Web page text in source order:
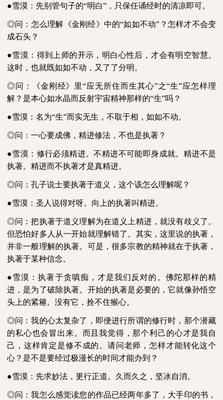
●雪漠：先别管句子的“明白”，只保任诵经时的清凉即可。
◎问：怎么理解《金刚经》中的“如如不动”？怎样才不会变
成石头？
●雪漠：得到上师的开示，明白心性后，才会有明空智慧。
这时，也就既如如不动，又了了分明。
◎问：《金刚经》里“应无所住而生其心”之“生”应怎样理
解？是本心如水晶而反射宇宙精神那样的“生”吗？
●雪漠：名为“生”而实无生，不取于相，如如不动。
◎问：一心要成佛，精进修法，不也是执著？
●雪漠：修行必须精进。不精进不可能即身成就。精进不是
执著。精进而不执著才是真精进。
◎问：孔子说士要执著于道义，这个该怎么理解呢？
●雪漠：圣人说得对呀。向上的执著叫精进。
◎问：把执著于道义理解为在道义上精进，就没有歧义了。
但恐怕好多人从一开始就理解错了。其实，这里说的执著，
并非一般理解的执著。可是，很多宗教的精神就在于执著，
执著于某种信念。
●雪漠：执著于贪嗔痴，才是我们反对的。佛陀那样的精
进，是为了破除执著。开始的执著是必要的，它就像孙悟空
头上的紧篐。没有它，拴不住猴心。
◎问：我的心太复杂了，即便进行所谓的修行时，那个潜藏
的私心也会冒出来。而且我觉得，那个利己的心才是我自
己，这样肯定是修不成的。请问老师，怎样才能转化这个
心？是不是要经过极漫长的时间才能办到？
●雪漠：先求妙法，更行正道。久而久之，坚冰自消。
◎问：我怎么感觉读您的作品已经两年多了，大手印的书，